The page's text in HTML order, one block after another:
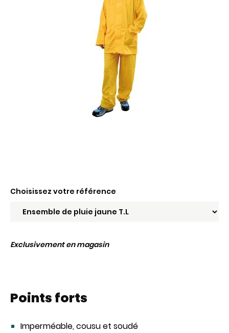
Choisissez votre référence
Exclusivement en magasin
Points forts
Imperméable, cousu et soudé